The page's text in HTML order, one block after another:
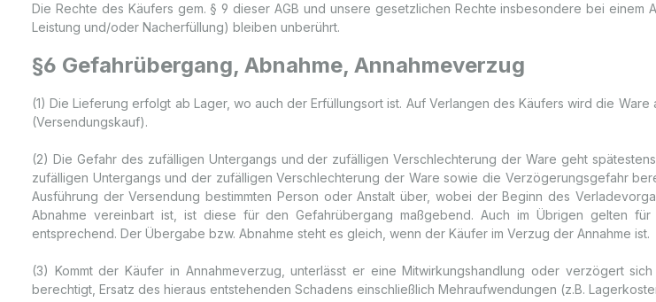
Die Rechte des Käufers gem. § 9 dieser AGB und unsere gesetzlichen Rechte insbesondere bei
Leistung und/oder Nacherfüllung) bleiben unberührt.
§6 Gefahrübergang, Abnahme, Annahmeverzug
(1) Die Lieferung erfolgt ab Lager, wo auch der Erfüllungsort ist. Auf Verlangen des Käufers wird die
(Versendungskauf).
(2) Die Gefahr des zufälligen Untergangs und der zufälligen Verschlechterung der Ware geht
zufälligen Untergangs und der zufälligen Verschlechterung der Ware sowie die Verzögerungsgefahr
Ausführung der Versendung bestimmten Person oder Anstalt über, wobei der Beginn des
Abnahme vereinbart ist, ist diese für den Gefahrübergang maßgebend. Auch im Übrigen gelten
entsprechend. Der Übergabe bzw. Abnahme steht es gleich, wenn der Käufer im Verzug der Annahme ist.
(3) Kommt der Käufer in Annahmeverzug, unterlässt er eine Mitwirkungshandlung oder verzögert
berechtigt, Ersatz des hieraus entstehenden Schadens einschließlich Mehraufwendungen (z.B.